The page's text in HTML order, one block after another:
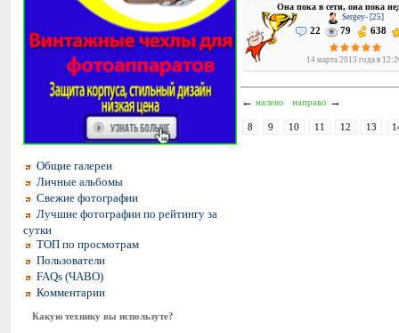
Общие галереи
Личные альбомы
Свежие фотографии
Лучшие фотографии по рейтингу за
сутки
ТОП по просмотрам
Пользователи
FAQs (ЧАВО)
Комментарии
Какую технику вы используте?
Она пока в сети, она пока
Sergey- [25]
22 79 638
14 марта 2013 года в
← налево направо →
8 9 10 11 12 13